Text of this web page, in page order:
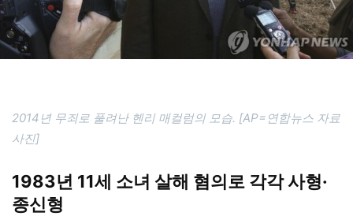
2014년 무죄로 풀려난 헨리 매컬럼의 모습. [AP=연합뉴스 자료
사진]
1983년 11세 소녀 살해 혐의로 각각 사형·
종신형